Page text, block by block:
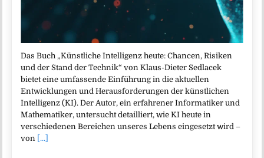
Das Buch „Künstliche Intelligenz heute: Chancen, Risiken
und der Stand der Technik“ von Klaus-Dieter Sedlacek
bietet eine umfassende Einführung in die aktuellen
Entwicklungen und Herausforderungen der künstlichen
Intelligenz (KI). Der Autor, ein erfahrener Informatiker und
Mathematiker, untersucht detailliert, wie KI heute in
verschiedenen Bereichen unseres Lebens eingesetzt wird –
von [...]